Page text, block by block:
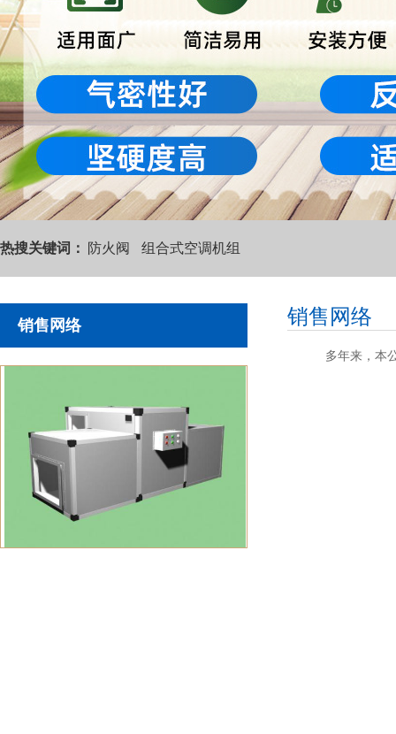
热搜关键词： 防火阀 组合式空调机组
销售网络 销售网络
多年来，本